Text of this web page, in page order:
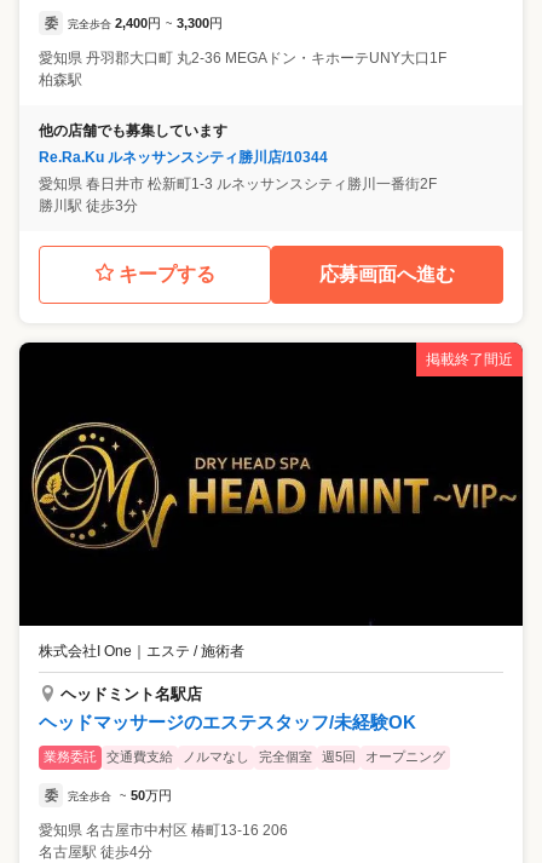
委 完全歩合 2,400円 ~ 3,300円
愛知県 丹羽郡大口町 丸2-36 MEGAドン・キホーテUNY大口1F
柏森駅
他の店舗でも募集しています
Re.Ra.Ku ルネッサンスシティ勝川店/10344
愛知県 春日井市 松新町1-3 ルネッサンスシティ勝川一番街2F
勝川駅 徒歩3分
キープする 応募画面へ進む
掲載終了間近
株式会社I One ｜ エステ / 施術者
ヘッドミント名駅店
ヘッドマッサージのエステスタッフ/未経験OK
業務委託 交通費支給 ノルマなし 完全個室 週5回 オープニング
委 完全歩合 ~ 50万円
愛知県 名古屋市中村区 椿町13-16 206
名古屋駅 徒歩4分